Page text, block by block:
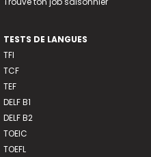
TESTS DE LANGUES
TFI
TCF
TEF
DELF B1
DELF B2
TOEIC
TOEFL